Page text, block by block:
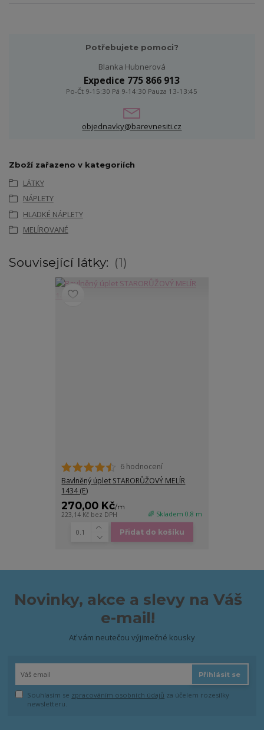
Potřebujete pomoci?
Blanka Hubnerová
Expedice 775 866 913
Po-Čt 9-15:30 Pá 9-14:30 Pauza 13-13:45
objednavky@barevnesiti.cz
Zboží zařazeno v kategoriích
LÁTKY
NÁPLETY
HLADKÉ NÁPLETY
MELÍROVANÉ
Související látky: 1
6 hodnocení
Bavlněný úplet STARORŮŽOVÝ MELÍR
1434 (E)
270,00 Kč/m
223,14 Kč bez DPH 🌈 Skladem 0.8 m
Přidat do košíku
Novinky, akce a slevy na Váš
e-mail!
Ať vám neutečou výjimečné kousky
Přihlásit se
Souhlasím se zpracováním osobních údajů za účelem rozesílky
newsletteru.